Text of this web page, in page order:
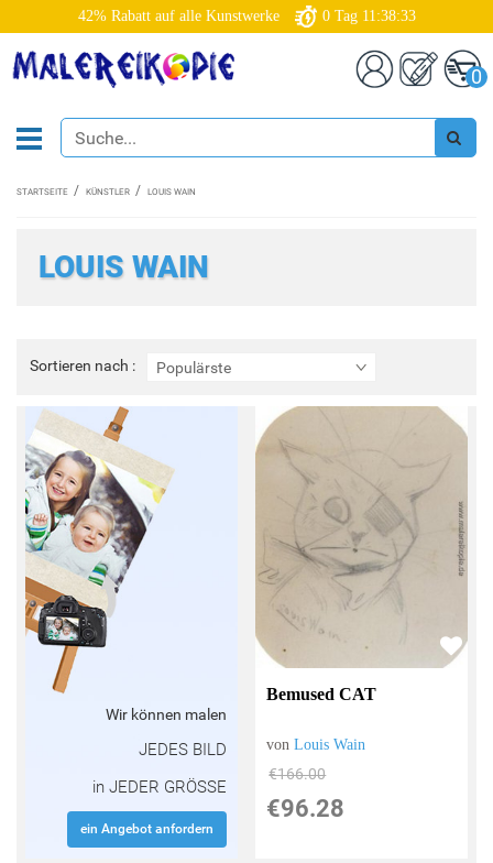
42% Rabatt auf alle Kunstwerke 0 Tag 11:38:33
0
STARTSEITE KÜNSTLER LOUIS WAIN
LOUIS WAIN
Sortieren nach : Populärste
Sortieren
nach
Wir können malen
JEDES BILD
in JEDER GRÖSSE
ein Angebot anfordern
Bemused CAT
vonLouis Wain
€166.00
€96.28